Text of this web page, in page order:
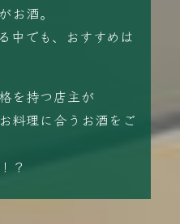
お酒。
中でも、おすすめは
を持つ店主が
料理に合うお酒をご
？